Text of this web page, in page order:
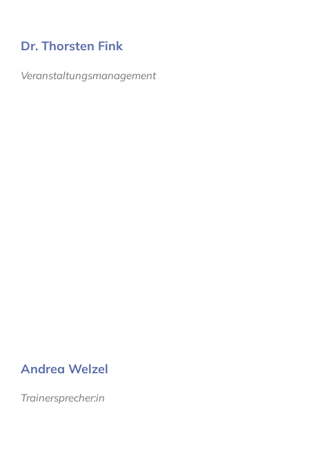
Dr. Thorsten Fink
Veranstaltungsmanagement
Andrea Welzel
Trainersprecher:in